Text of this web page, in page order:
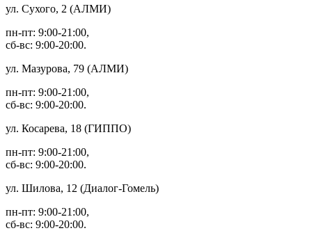
ул. Сухого, 2 (АЛМИ)
пн-пт: 9:00-21:00,
сб-вс: 9:00-20:00.
ул. Мазурова, 79 (АЛМИ)
пн-пт: 9:00-21:00,
сб-вс: 9:00-20:00.
ул. Косарева, 18 (ГИППО)
пн-пт: 9:00-21:00,
сб-вс: 9:00-20:00.
ул. Шилова, 12 (Диалог-Гомель)
пн-пт: 9:00-21:00,
сб-вс: 9:00-20:00.